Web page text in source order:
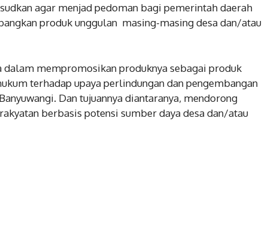
agar menjad pedoman bagi pemerintah daerah
produk unggulan masing-masing desa dan/atau
dalam mempromosikan produknya sebagai produk
terhadap upaya perlindungan dan pengembangan
Dan tujuannya diantaranya, mendorong
berbasis potensi sumber daya desa dan/atau